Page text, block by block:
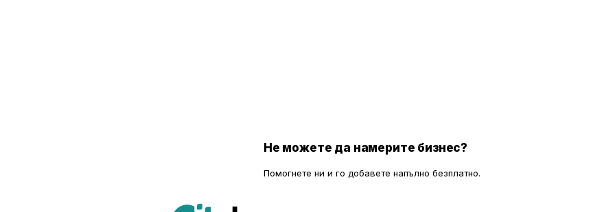
Не можете да намерите бизнес?
Помогнете ни и го добавете напълно безплатно.